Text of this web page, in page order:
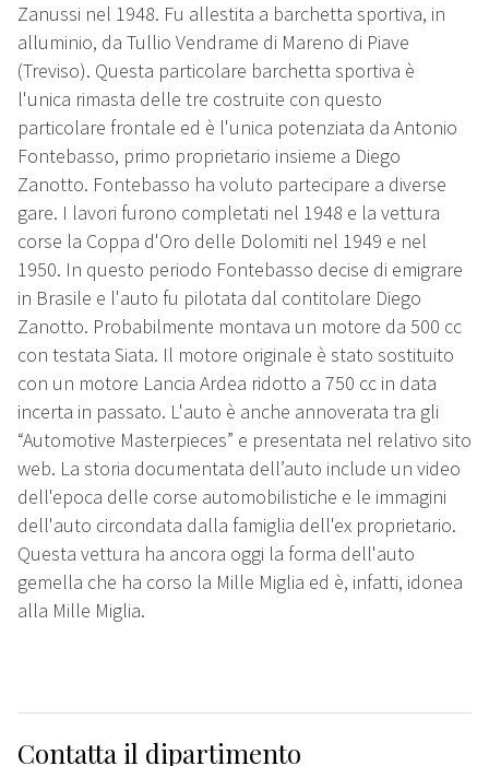
Zanussi nel 1948. Fu allestita a barchetta sportiva, in
alluminio, da Tullio Vendrame di Mareno di Piave
(Treviso). Questa particolare barchetta sportiva è
l'unica rimasta delle tre costruite con questo
particolare frontale ed è l'unica potenziata da Antonio
Fontebasso, primo proprietario insieme a Diego
Zanotto. Fontebasso ha voluto partecipare a diverse
gare. I lavori furono completati nel 1948 e la vettura
corse la Coppa d'Oro delle Dolomiti nel 1949 e nel
1950. In questo periodo Fontebasso decise di emigrare
in Brasile e l'auto fu pilotata dal contitolare Diego
Zanotto. Probabilmente montava un motore da 500 cc
con testata Siata. Il motore originale è stato sostituito
con un motore Lancia Ardea ridotto a 750 cc in data
incerta in passato. L'auto è anche annoverata tra gli
“Automotive Masterpieces” e presentata nel relativo sito
web. La storia documentata dell’auto include un video
dell'epoca delle corse automobilistiche e le immagini
dell'auto circondata dalla famiglia dell'ex proprietario.
Questa vettura ha ancora oggi la forma dell'auto
gemella che ha corso la Mille Miglia ed è, infatti, idonea
alla Mille Miglia.
Contatta il dipartimento